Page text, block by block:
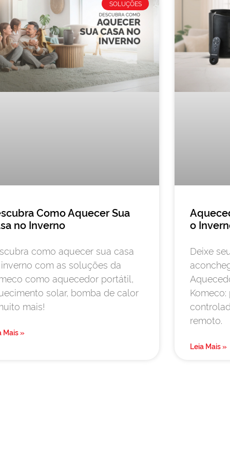
SOLUÇÕES
Como Aquecer Sua
no Inverno
como aquecer sua casa
com as soluções da
como aquecedor portátil,
solar, bomba de calor
mais!
Mais »
o
Deixe
remoto.
Leia Mais »